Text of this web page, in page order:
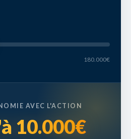
180.000€
AVEC L'ACTION
10.000€